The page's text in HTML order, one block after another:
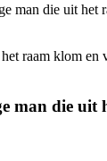
man die uit het
man die uit